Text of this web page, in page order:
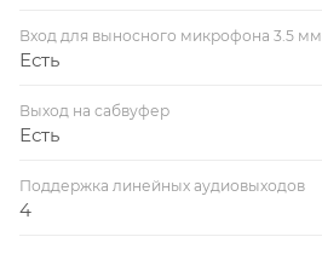
Вход для выносного микрофона 3.5
Есть
Выход на сабвуфер
Есть
Поддержка линейных аудиовыходов
4